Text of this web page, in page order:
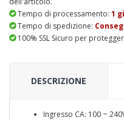
Tempo di processamento: 1
Tempo di spedizione:
100% SSL Sicuro per
DESCRIZIONE
Ingresso CA: 100 ~